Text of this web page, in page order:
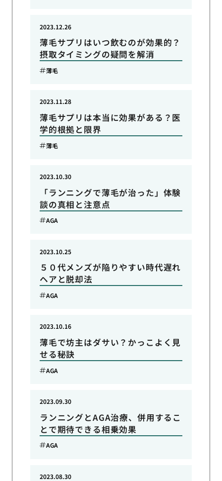
薄毛サプリはいつ飲むのが効果的？
摂取タイミングの疑問を解消
2023.12.26
薄毛
薄毛サプリは本当に効果がある？医
学的根拠と限界
2023.11.28
薄毛
「ランニングで薄毛が治った」体験
談の真相と注意点
2023.10.30
AGA
５０代メンズが陥りやすい時代遅れ
ヘアと脱却法
2023.10.25
AGA
薄毛で坊主はダサい？かっこよく見
せる秘訣
2023.10.16
AGA
ランニングとAGA治療、併用するこ
とで期待できる相乗効果
2023.09.30
AGA
2023.08.30